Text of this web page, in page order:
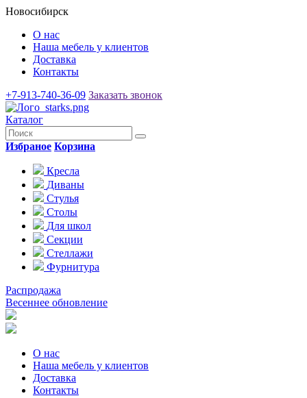
Новосибирск
О нас
Наша мебель у клиентов
Доставка
Контакты
+7-913-740-36-09 Заказать звонок
Каталог
Избраное Корзина
Кресла
Диваны
Стулья
Столы
Для школ
Секции
Стеллажи
Фурнитура
Распродажа
Весеннее обновление
О нас
Наша мебель у клиентов
Доставка
Контакты